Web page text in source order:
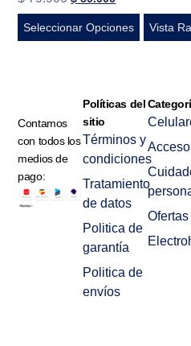
Seleccionar Opciones Vista
Contamos
con todos los
medios de
pago:
Políticas del
sitio
Términos y
condiciones
Tratamiento
de datos
Politica de
garantía
Politica de
envíos
Ofertas